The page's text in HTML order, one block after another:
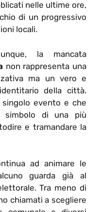
nelle ultime ore,
di un progressivo
locali.
la mancata
non rappresenta una
ma un vero e
della città.
singolo evento e che
simbolo di una più
e tramandare la
ad animare le
guarda già al
Tra meno di
chiamati a scegliere